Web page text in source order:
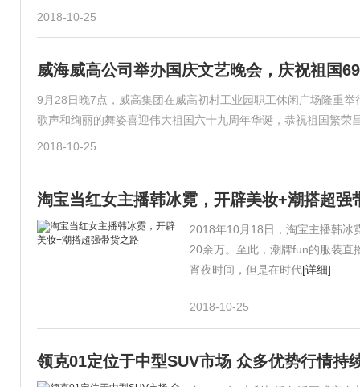
2018-10-25
威海威高公司举办国庆文艺晚会，庆祝祖国
9月28日晚7点，威高集团在威高初村工业园职工休闲广场隆重
歌声和绚丽的舞姿喜迎伟大祖国六十九周年华诞，恭祝祖国繁荣
2018-10-25
淘宝当红女主播韩冰霓，开辟美妆+潮搭超强
2018年10月18日，淘宝主播韩冰
20余万。至此，潮牌fun的服装直
宵夜时间，但是在时代[详细]
2018-10-25
领克01定位于中型SUV市场 众多优势行情持